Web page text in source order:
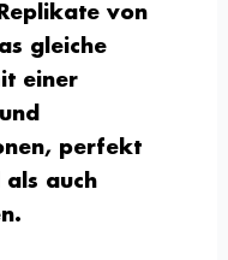
von
gleiche
einer
perfekt
auch